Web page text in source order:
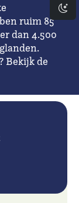
ruim 85
dan 4.500
Bekijk de